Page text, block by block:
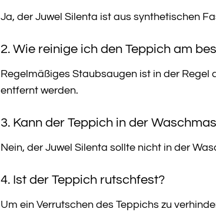
Ja, der Juwel Silenta ist aus synthetischen
2. Wie reinige ich den Teppich am
Regelmäßiges Staubsaugen ist in der Regel
entfernt werden.
3. Kann der Teppich in der
Nein, der Juwel Silenta sollte nicht in der
4. Ist der Teppich rutschfest?
Um ein Verrutschen des Teppichs zu